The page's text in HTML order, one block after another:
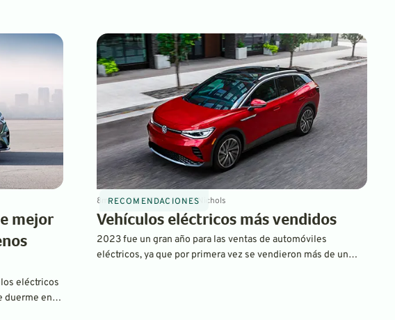
También es más asequible que nunca.
mejor
eléctricos
duerme en
RECOMENDACIONES
8 minJan 31, 2024ByDavid Nichols
Vehículos eléctricos más vendidos
2023 fue un gran año para las ventas de automóviles
eléctricos, ya que por primera vez se vendieron más de un